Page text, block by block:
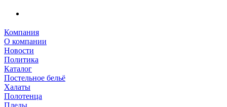
Компания
О компании
Новости
Политика
Каталог
Постельное бельё
Халаты
Полотенца
Пледы